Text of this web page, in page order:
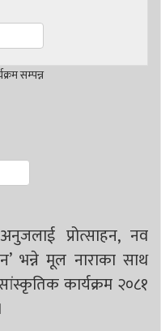
प्रोत्साहन, नव
भन्ने मूल नाराका साथ
सांस्कृतिक कार्यक्रम २०८१